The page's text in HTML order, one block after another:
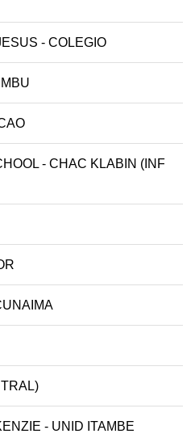
- COLEGIO
- CHAC KLABIN (INF
- UNID ITAMBE